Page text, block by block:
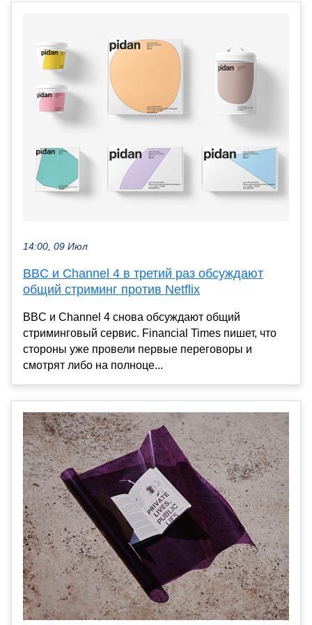
14:00, 09 Июл
BBC и Channel 4 в третий раз обсуждают
общий стриминг против Netflix
BBC и Channel 4 снова обсуждают общий
стриминговый сервис. Financial Times пишет, что
стороны уже провели первые переговоры и
смотрят либо на полноце...